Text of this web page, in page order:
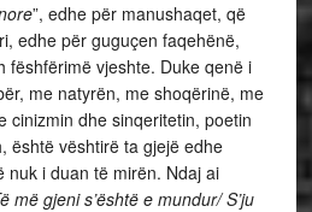
”, edhe për manushaqet, që
edhe për guguçen faqehënë,
fëshfërimë vjeshte. Duke qenë i
me natyrën, me shoqërinë, me
cinizmin dhe sinqeritetin, poetin
është vështirë ta gjejë edhe
nuk i duan të mirën. Ndaj ai
më gjeni s’është e mundur/ S’ju